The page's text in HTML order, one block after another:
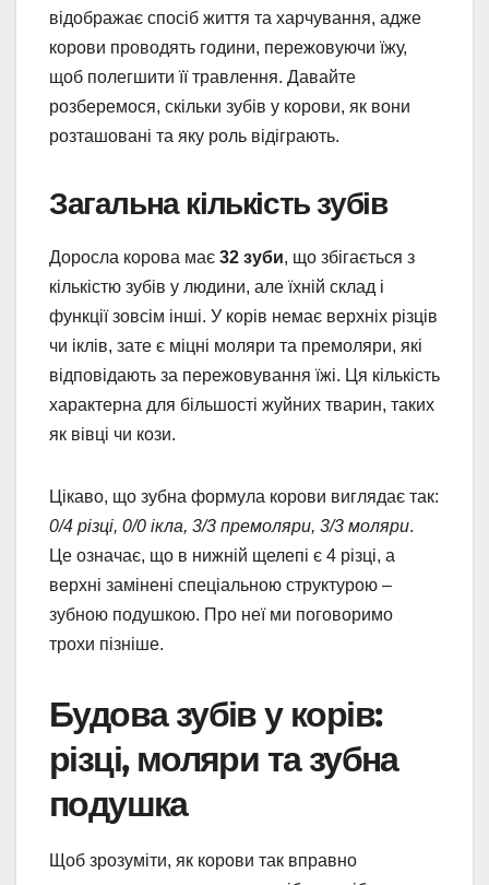
відображає спосіб життя та харчування, адже
корови проводять години, пережовуючи їжу,
щоб полегшити її травлення. Давайте
розберемося, скільки зубів у корови, як вони
розташовані та яку роль відіграють.
Загальна кількість зубів
Доросла корова має 32 зуби, що збігається з
кількістю зубів у людини, але їхній склад і
функції зовсім інші. У корів немає верхніх різців
чи іклів, зате є міцні моляри та премоляри, які
відповідають за пережовування їжі. Ця кількість
характерна для більшості жуйних тварин, таких
як вівці чи кози.
Цікаво, що зубна формула корови виглядає так:
0/4 різці, 0/0 ікла, 3/3 премоляри, 3/3 моляри.
Це означає, що в нижній щелепі є 4 різці, а
верхні замінені спеціальною структурою –
зубною подушкою. Про неї ми поговоримо
трохи пізніше.
Будова зубів у корів:
різці, моляри та зубна
подушка
Щоб зрозуміти, як корови так вправно